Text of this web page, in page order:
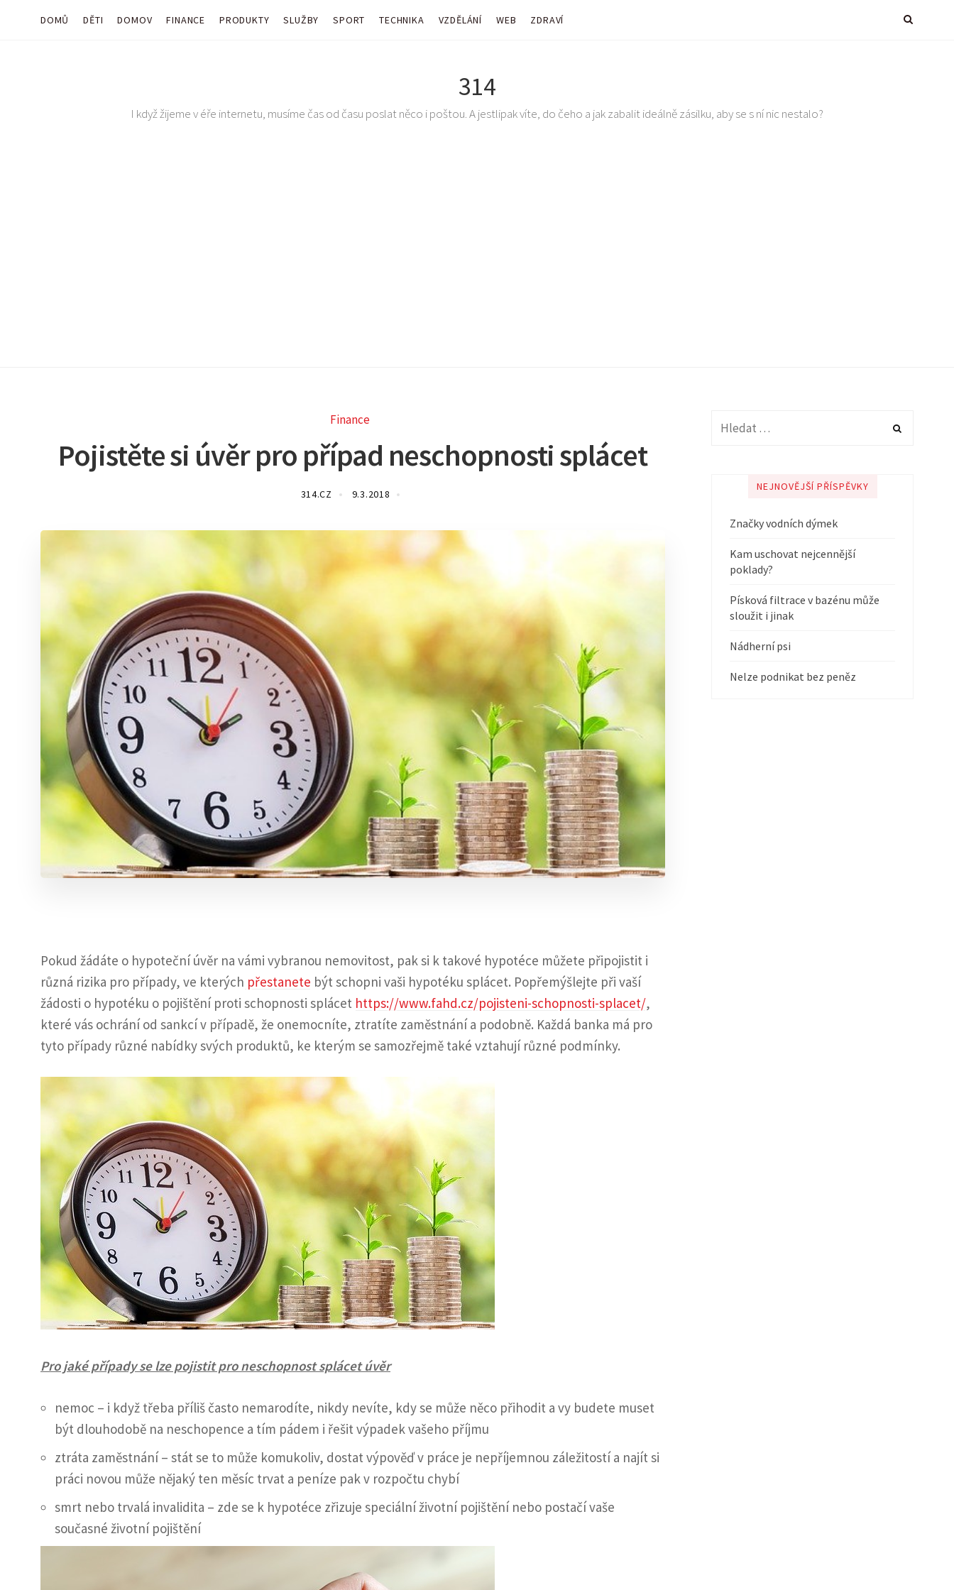
DOMŮ DĚTI DOMOV FINANCE PRODUKTY SLUŽBY SPORT TECHNIKA VZDĚLÁNÍ WEB ZDRAVÍ
314
I když žijeme v éře internetu, musíme čas od času poslat něco i poštou. A jestlipak víte, do čeho a jak zabalit ideálně zásilku, aby se s ní nic nestalo?
Finance
Pojistěte si úvěr pro případ neschopnosti splácet
314.CZ 9.3.2018
Pokud žádáte o hypoteční úvěr na vámi vybranou nemovitost, pak si k takové hypotéce můžete připojistit i
různá rizika pro případy, ve kterých přestanete být schopni vaši hypotéku splácet. Popřemýšlejte při vaší
žádosti o hypotéku o pojištění proti schopnosti splácet https://www.fahd.cz/pojisteni-schopnosti-splacet/,
které vás ochrání od sankcí v případě, že onemocníte, ztratíte zaměstnání a podobně. Každá banka má pro
tyto případy různé nabídky svých produktů, ke kterým se samozřejmě také vztahují různé podmínky.
Pro jaké případy se lze pojistit pro neschopnost splácet úvěr
nemoc – i když třeba příliš často nemarodíte, nikdy nevíte, kdy se může něco přihodit a vy budete muset
být dlouhodobě na neschopence a tím pádem i řešit výpadek vašeho příjmu
ztráta zaměstnání – stát se to může komukoliv, dostat výpověď v práce je nepříjemnou záležitostí a najít si
práci novou může nějaký ten měsíc trvat a peníze pak v rozpočtu chybí
smrt nebo trvalá invalidita – zde se k hypotéce zřizuje speciální životní pojištění nebo postačí vaše
současné životní pojištění
NEJNOVĚJŠÍ PŘÍSPĚVKY
Značky vodních dýmek
Kam uschovat nejcennější
poklady?
Písková filtrace v bazénu může
sloužit i jinak
Nádherní psi
Nelze podnikat bez peněz